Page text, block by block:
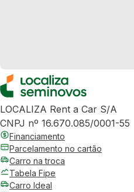
LOCALIZA Rent a Car S/A
CNPJ nº 16.670.085/0001-55
Financiamento
Parcelamento no cartão
Carro na troca
Tabela Fipe
Carro Ideal